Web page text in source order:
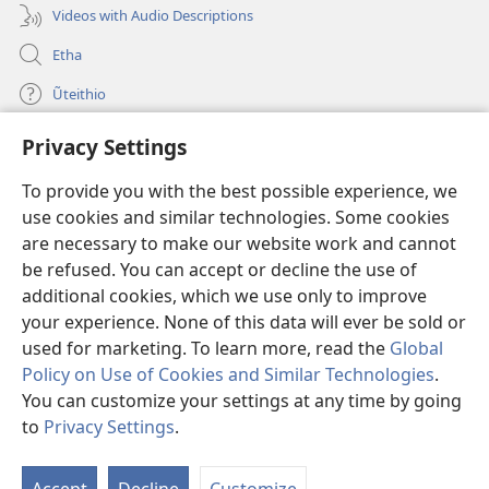
Privacy Settings
To provide you with the best possible experience, we
use cookies and similar technologies. Some cookies
are necessary to make our website work and cannot
be refused. You can accept or decline the use of
additional cookies, which we use only to improve
your experience. None of this data will ever be sold or
used for marketing. To learn more, read the Global
Policy on Use of Cookies and Similar Technologies.
You can customize your settings at any time by going
to Privacy Settings.
Videos with Audio Descriptions
Etha
Ũteithio
Mĩhothi
(opens
window)Ũthuthuria INTANETI-INĨ
(opens
new
window)
®
(opens
new
Programu yaJW Library
Copyright© 2026 Watch Tower Bible and Tract Society of Pennsylvania.
MAWATHO MA ŨHŨTHĨRI